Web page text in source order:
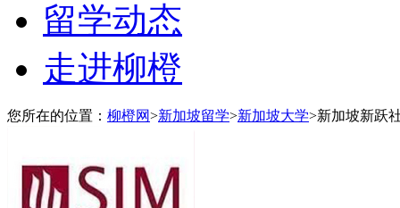
留学动态
走进柳橙
您所在的位置： 柳橙网>新加坡留学>新加坡大学>新加坡新跃